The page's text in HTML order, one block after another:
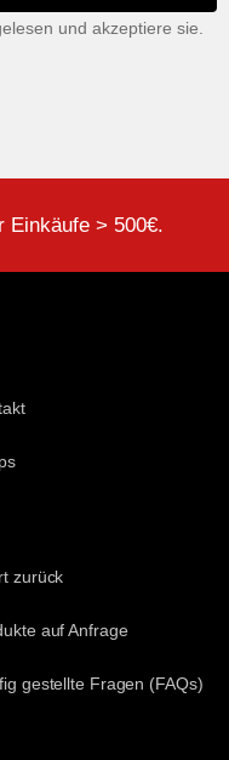
und akzeptiere sie.
Einkäufe > 500€.
zurück
auf Anfrage
gestellte Fragen (FAQs)